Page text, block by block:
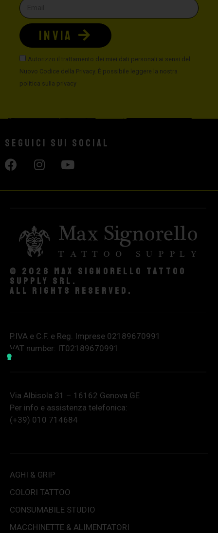
Autorizzo il trattamento dei miei dati personali ai sensi del
Nuovo Codice della Privacy. È possibile leggere la nostra
politica sulla privacy
INVIA
Seguici sui social
© 2026 Max Signorello Tattoo
supply srl.
All rights reserved.
P.IVA e C.F. e Reg. Imprese 02189670991
VAT number: IT02189670991
Via Albisola 31 – 16162 Genova GE
Per info e assistenza telefonica:
(+39) 010 714684
AGHI & GRIP
COLORI TATTOO
CONSUMABILE STUDIO
MACCHINETTE & ALIMENTATORI